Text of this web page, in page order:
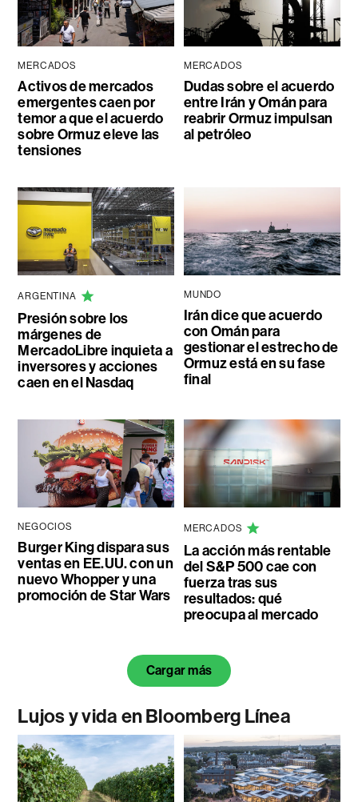
MERCADOS
Activos de mercados
emergentes caen por
temor a que el acuerdo
sobre Ormuz eleve las
tensiones
MERCADOS
Dudas sobre el acuerdo
entre Irán y Omán para
reabrir Ormuz impulsan
al petróleo
ARGENTINA
Presión sobre los
márgenes de
MercadoLibre inquieta a
inversores y acciones
caen en el Nasdaq
MUNDO
Irán dice que acuerdo
con Omán para
gestionar el estrecho de
Ormuz está en su fase
final
NEGOCIOS
Burger King dispara sus
ventas en EE.UU. con un
nuevo Whopper y una
promoción de Star Wars
MERCADOS
La acción más rentable
del S&P 500 cae con
fuerza tras sus
resultados: qué
preocupa al mercado
Cargar más
Lujos y vida en Bloomberg Línea